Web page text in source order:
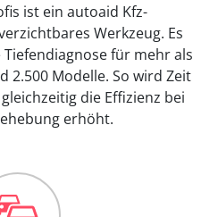
ist ein autoaid Kfz-
Werkzeug. Es
für mehr als
2.500 Modelle. So wird Zeit
die Effizienz bei
erhöht.